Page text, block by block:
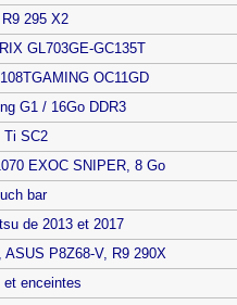
295 X2
GL703GE-GC135T
OC11GD
G1 / 16Go DDR3
Ti SC2
EXOC SNIPER, 8 Go
bar
de 2013 et 2017
P8Z68-V, R9 290X
enceintes